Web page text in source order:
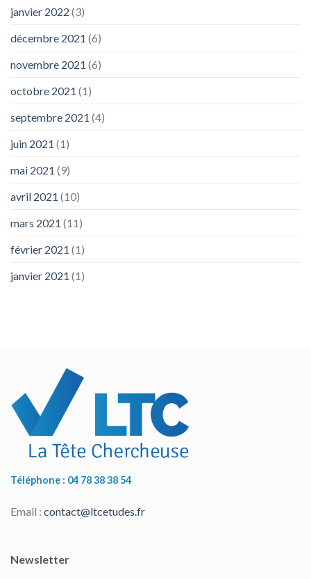
janvier 2022 (3)
décembre 2021 (6)
novembre 2021 (6)
octobre 2021 (1)
septembre 2021 (4)
juin 2021 (1)
mai 2021 (9)
avril 2021 (10)
mars 2021 (11)
février 2021 (1)
janvier 2021 (1)
Téléphone : 04 78 38 38 54
Email : contact@ltcetudes.fr
Newsletter